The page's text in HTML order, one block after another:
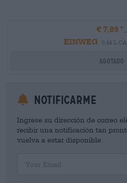
€ 7,89
EINWEG
0,44 L
Agotado
Notificarme
Ingrese su dirección de correo
recibir una notificación tan
vuelva a estar disponible.